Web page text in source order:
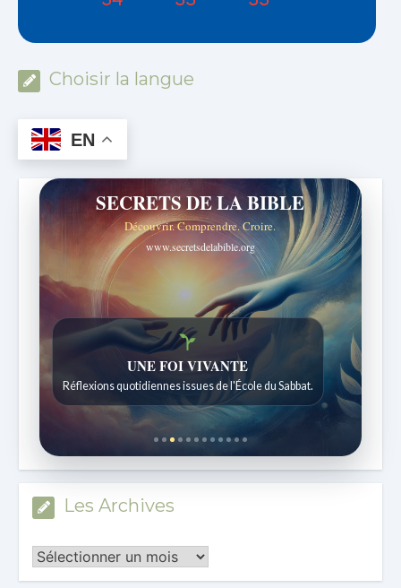
Choisir la langue
EN
SECRETS DE LA BIBLE
Découvrir. Comprendre. Croire.
www.secretsdelabible.org
UNE FOI VIVANTE
Réflexions quotidiennes issues de l'École du Sabbat.
Les Archives
Les
Archives